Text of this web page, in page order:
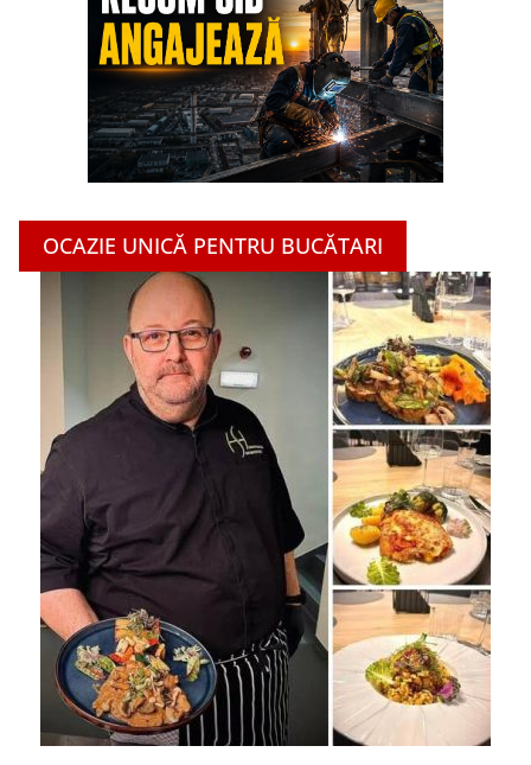
OCAZIE UNICĂ PENTRU BUCĂTARI